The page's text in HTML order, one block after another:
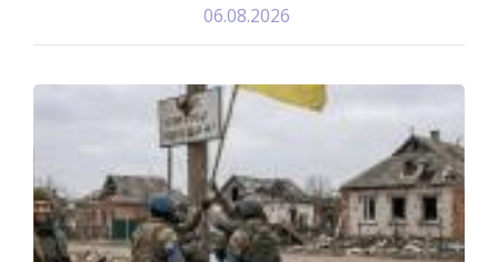
06.08.2026